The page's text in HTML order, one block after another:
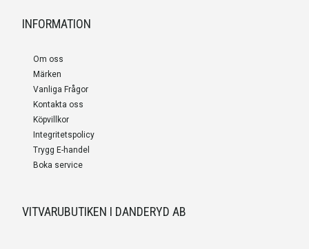
INFORMATION
Om oss
Märken
Vanliga Frågor
Kontakta oss
Köpvillkor
Integritetspolicy
Trygg E-handel
Boka service
VITVARUBUTIKEN I DANDERYD AB